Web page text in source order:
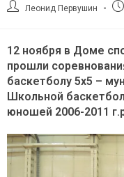
АвторЛеонид Первушин
12 ноября в Доме
прошли
баскетболу 5х5 –
Школьной
юношей 2006-2011